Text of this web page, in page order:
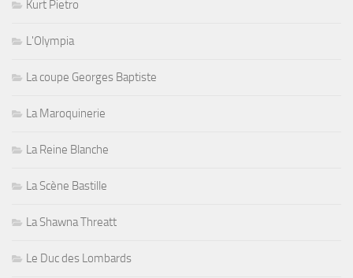
Kurt Pietro
L'Olympia
La coupe Georges Baptiste
La Maroquinerie
La Reine Blanche
La Scène Bastille
La Shawna Threatt
Le Duc des Lombards